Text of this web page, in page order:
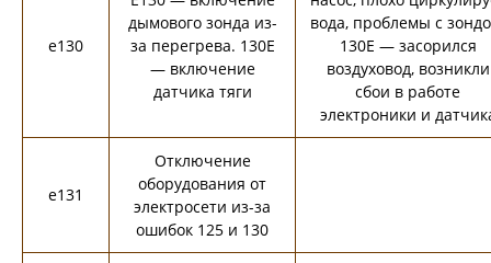
e130
дымового зонда из-
за перегрева. 130E
— включение
датчика тяги
вода, проблемы с
130E — засорился
воздуховод, возникли
сбои в работе
электроники и
e131
Отключение
оборудования от
электросети из-за
ошибок 125 и 130